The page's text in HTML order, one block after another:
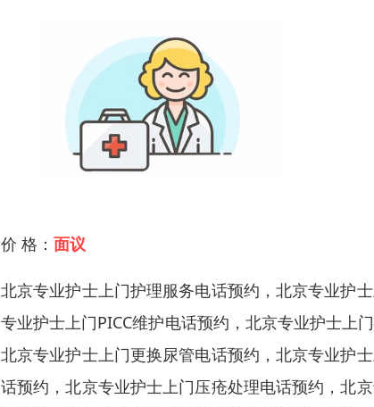
价 格： 面议
北京专业护士上门护理服务电话预约，北京专业护
专业护士上门PICC维护电话预约，北京专业护士上
北京专业护士上门更换尿管电话预约，北京专业护
话预约，北京专业护士上门压疮处理电话预约，北